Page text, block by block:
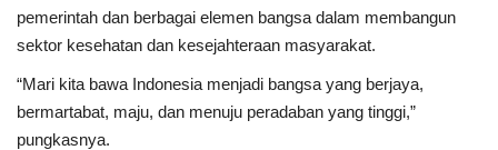
pemerintah dan berbagai elemen bangsa dalam membangun
sektor kesehatan dan kesejahteraan masyarakat.
“Mari kita bawa Indonesia menjadi bangsa yang berjaya,
bermartabat, maju, dan menuju peradaban yang tinggi,”
pungkasnya.